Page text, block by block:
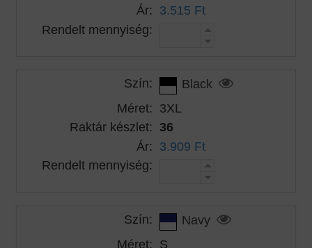
Ár: 3.515 Ft
Rendelt mennyiség:
Szín:
Black
Méret: 3XL
Raktár készlet: 36
Ár: 3.909 Ft
Rendelt mennyiség:
Szín:
Navy
Méret: S